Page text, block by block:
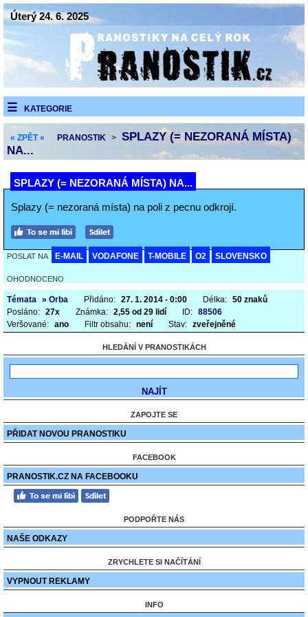
Úterý 24. 6. 2025
KATEGORIE
« ZPĚT « PRANOSTIK > SPLAZY (= NEZORANÁ MÍSTA)
NA...
SPLAZY (= NEZORANÁ MÍSTA) NA...
Splazy (= nezoraná místa) na poli z pecnu odkrojí.
POSLAT NA E-MAIL VODAFONE T-MOBILE O2 SLOVENSKO
OHODNOCENO
Témata » Orba Přidáno: 27. 1. 2014 - 0:00 Délka: 50 znaků
Posláno: 27x Známka: 2,55 od 29 lidí ID: 88506
Veršované: ano Filtr obsahu: není Stav: zveřejněné
HLEDÁNÍ V PRANOSTIKÁCH
ZAPOJTE SE
PŘIDAT NOVOU PRANOSTIKU
FACEBOOK
PRANOSTIK.CZ NA FACEBOOKU
PODPOŘTE NÁS
NAŠE ODKAZY
ZRYCHLETE SI NAČÍTÁNÍ
VYPNOUT REKLAMY
INFO